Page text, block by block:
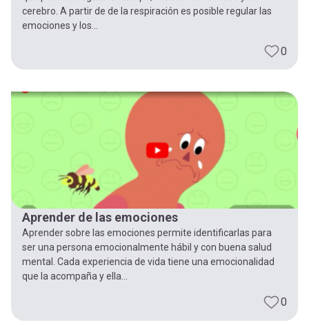
cerebro. A partir de de la respiración es posible regular las
emociones y los...
0
Aprender de las emociones
Aprender sobre las emociones permite identificarlas para
ser una persona emocionalmente hábil y con buena salud
mental. Cada experiencia de vida tiene una emocionalidad
que la acompaña y ella...
0